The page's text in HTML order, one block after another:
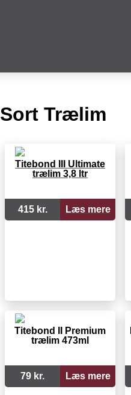
Sort Trælim
Titebond III Ultimate
trælim 3,8 ltr
415 kr. Læs mere
Titebond II Premium
trælim 473ml
79 kr. Læs mere